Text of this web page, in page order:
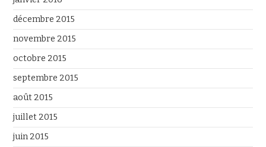
décembre 2015
novembre 2015
octobre 2015
septembre 2015
août 2015
juillet 2015
juin 2015